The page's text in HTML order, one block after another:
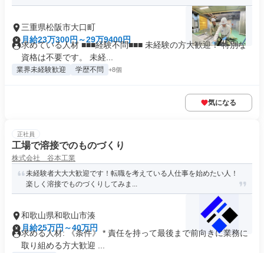
三重県松阪市大口町
月給23万300円～29万9400円
求めている人材 ■■■経験不問■■■ 未経験の方大歓迎！ 特別な
資格は不要です。 未経...
業界未経験歓迎 学歴不問 +8個
気になる
正社員
工場で溶接でのものづくり
株式会社 谷本工業
未経験者大大大歓迎です！転職を考えている人仕事を始めたい人！
楽しく溶接でものづくりしてみま...
和歌山県和歌山市湊
月給25万円～40万円
求める人材: 《条件》 * 責任を持って最後まで前向きに業務に
取り組める方大歓迎 ...